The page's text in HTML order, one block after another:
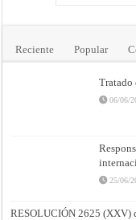
Reciente Popular
Tratado
06/06/
25/06/
RESOLUCIÓN 2625 (XXV)